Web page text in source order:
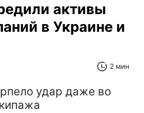
активы
в Украине и
2 мин
удар даже во